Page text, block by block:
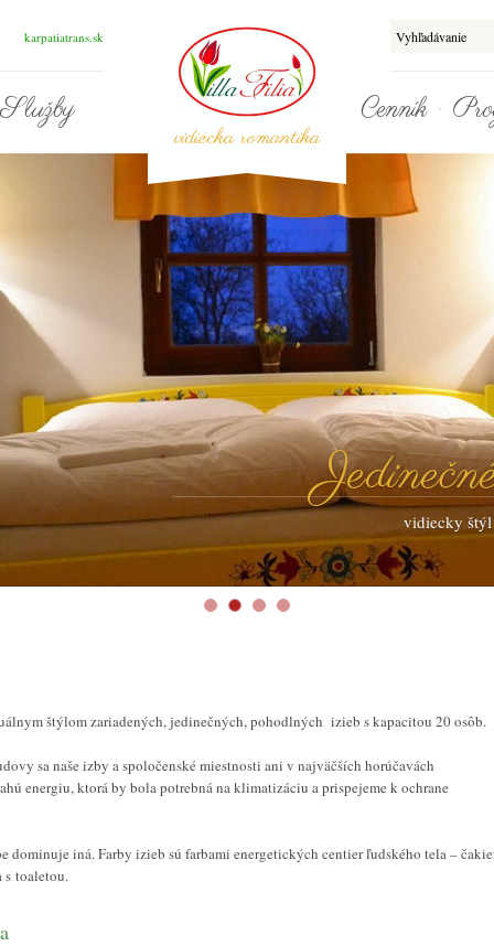
vidiecka romantika
karpatiatrans.sk
Služby Cenník
Jedinečné izby
vidiecky štýl
štýlom zariadených, jedinečných, pohodlných izieb s kapacitou 20 osôb.
sa naše izby a spoločenské miestnosti ani v najväčších horúčavách
energiu, ktorá by bola potrebná na klimatizáciu a prispejeme k ochrane
iná. Farby izieb sú farbami energetických centier ľudského tela –
s toaletou.